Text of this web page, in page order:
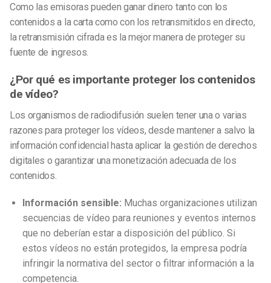
Como las emisoras pueden ganar dinero tanto con los
contenidos a la carta como con los retransmitidos en directo,
la retransmisión cifrada es la mejor manera de proteger su
fuente de ingresos.
¿Por qué es importante proteger los contenidos
de vídeo?
Los organismos de radiodifusión suelen tener una o varias
razones para proteger los vídeos, desde mantener a salvo la
información confidencial hasta aplicar la gestión de derechos
digitales o garantizar una monetización adecuada de los
contenidos.
Información sensible: Muchas organizaciones utilizan
secuencias de vídeo para reuniones y eventos internos
que no deberían estar a disposición del público. Si
estos vídeos no están protegidos, la empresa podría
infringir la normativa del sector o filtrar información a la
competencia.